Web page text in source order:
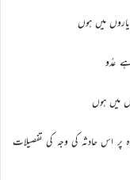
میں ہوں
عدُو
میں ہوں
پر اس حادثہ کی وجہ کی تفصیلات